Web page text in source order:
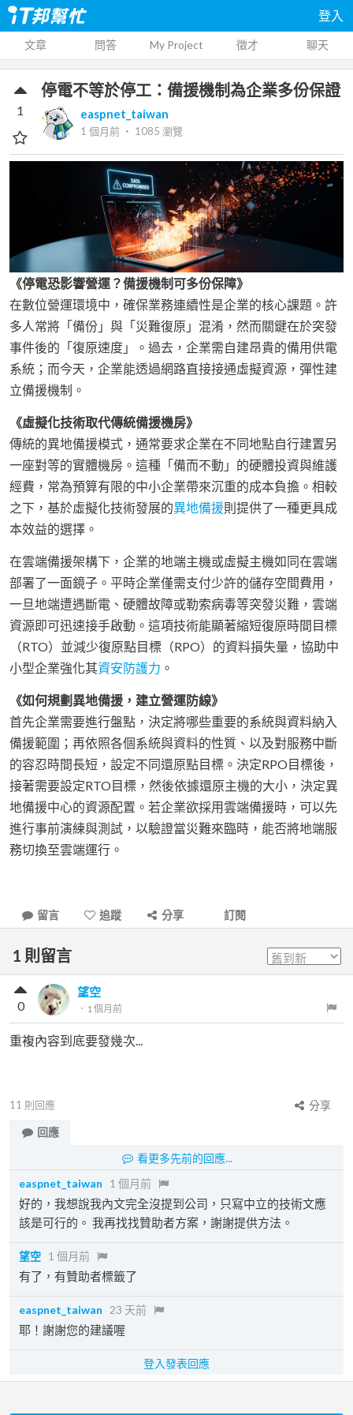
登入
文章 問答 My Project 徵才 聊天
停電不等於停工：備援機制為企業多份保證
easpnet_taiwan
1 個月前 ‧ 1085 瀏覽
1
《停電恐影響營運？備援機制可多份保障》
在數位營運環境中，確保業務連續性是企業的核心課題。許
多人常將「備份」與「災難復原」混淆，然而關鍵在於突發
事件後的「復原速度」。過去，企業需自建昂貴的備用供電
系統；而今天，企業能透過網路直接接通虛擬資源，彈性建
立備援機制。
《虛擬化技術取代傳統備援機房》
傳統的異地備援模式，通常要求企業在不同地點自行建置另
一座對等的實體機房。這種「備而不動」的硬體投資與維護
經費，常為預算有限的中小企業帶來沉重的成本負擔。相較
之下，基於虛擬化技術發展的異地備援則提供了一種更具成
本效益的選擇。
在雲端備援架構下，企業的地端主機或虛擬主機如同在雲端
部署了一面鏡子。平時企業僅需支付少許的儲存空間費用，
一旦地端遭遇斷電、硬體故障或勒索病毒等突發災難，雲端
資源即可迅速接手啟動。這項技術能顯著縮短復原時間目標
（RTO）並減少復原點目標（RPO）的資料損失量，協助中
小型企業強化其資安防護力 。
《如何規劃異地備援，建立營運防線》
首先企業需要進行盤點，決定將哪些重要的系統與資料納入
備援範圍；再依照各個系統與資料的性質、以及對服務中斷
的容忍時間長短，設定不同還原點目標。決定RPO目標後，
接著需要設定RTO目標，然後依據還原主機的大小，決定異
地備援中心的資源配置。若企業欲採用雲端備援時，可以先
進行事前演練與測試，以驗證當災難來臨時，能否將地端服
務切換至雲端運行。
留言 追蹤 分享 訂閱
1 則留言
望空
． 1 個月前
0
重複內容到底要發幾次...
11 則回應
分享
回應
看更多先前的回應...
easpnet_taiwan
1 個月前
好的，我想說我內文完全沒提到公司，只寫中立的技術文應
該是可行的。 我再找找贊助者方案，謝謝提供方法。
望空 1 個月前
有了，有贊助者標籤了
easpnet_taiwan 23 天前
耶！謝謝您的建議喔
登入發表回應